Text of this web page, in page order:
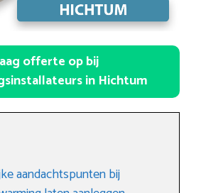
offerte op bij
in Hichtum
aandachtspunten bij